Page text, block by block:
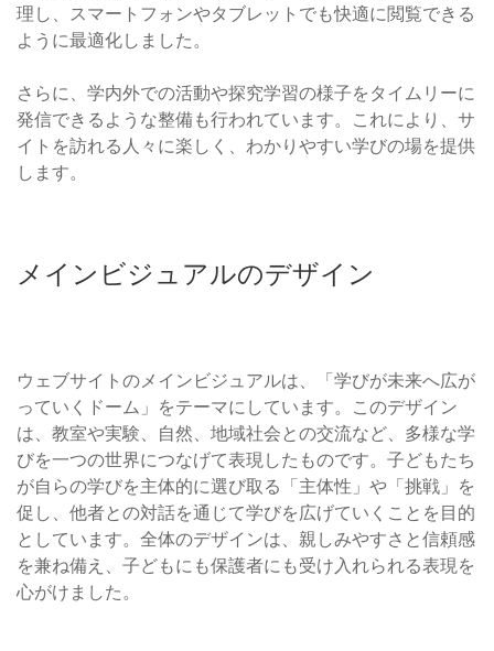
理し、スマートフォンやタブレットでも快適に閲覧できる
ように最適化しました。
さらに、学内外での活動や探究学習の様子をタイムリーに
発信できるような整備も行われています。これにより、サ
イトを訪れる人々に楽しく、わかりやすい学びの場を提供
します。
メインビジュアルのデザイン
ウェブサイトのメインビジュアルは、「学びが未来へ広が
っていくドーム」をテーマにしています。このデザイン
は、教室や実験、自然、地域社会との交流など、多様な学
びを一つの世界につなげて表現したものです。子どもたち
が自らの学びを主体的に選び取る「主体性」や「挑戦」を
促し、他者との対話を通じて学びを広げていくことを目的
としています。全体のデザインは、親しみやすさと信頼感
を兼ね備え、子どもにも保護者にも受け入れられる表現を
心がけました。